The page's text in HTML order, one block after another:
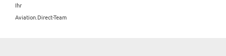
Ihr
Aviation.Direct-Team